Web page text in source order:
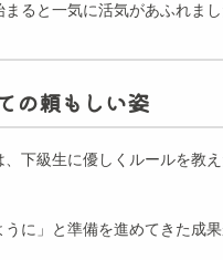
ると一気に活気があふれまし
の頼もしい姿
下級生に優しくルールを教
うに」と準備を進めてきた成